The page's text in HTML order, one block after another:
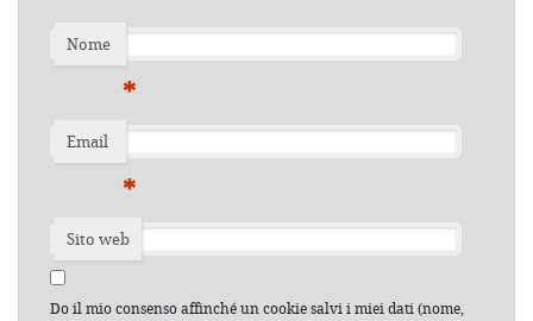
Nome
*
Email
*
Sito web
Do il mio consenso affinché un cookie salvi i miei dati (nome,